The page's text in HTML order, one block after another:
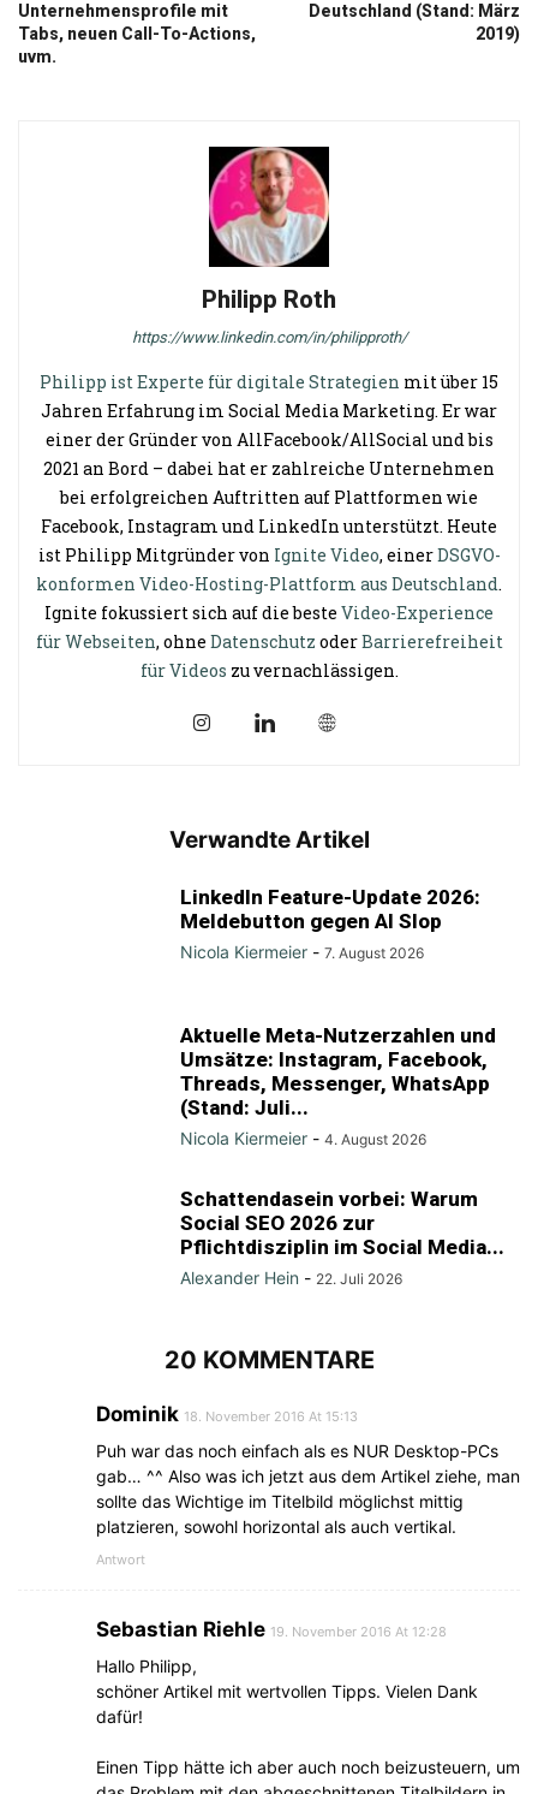
Unternehmensprofile mit
Tabs, neuen Call-To-Actions,
uvm.
Deutschland (Stand: März
2019)
Philipp Roth
https://www.linkedin.com/in/philipproth/
Philipp ist Experte für digitale Strategien mit über 15
Jahren Erfahrung im Social Media Marketing. Er war
einer der Gründer von AllFacebook/AllSocial und bis
2021 an Bord – dabei hat er zahlreiche Unternehmen
bei erfolgreichen Auftritten auf Plattformen wie
Facebook, Instagram und LinkedIn unterstützt. Heute
ist Philipp Mitgründer von Ignite Video, einerDSGVO-
konformen Video-Hosting-Plattform aus Deutschland.
Ignite fokussiert sich auf die beste Video-Experience
für Webseiten, ohne Datenschutz oderBarrierefreiheit
für Videos zu vernachlässigen.
Verwandte Artikel
LinkedIn Feature-Update 2026:
Meldebutton gegen AI Slop
Nicola Kiermeier - 7. August 2026
Aktuelle Meta-Nutzerzahlen und
Umsätze: Instagram, Facebook,
Threads, Messenger, WhatsApp
(Stand: Juli...
Nicola Kiermeier - 4. August 2026
Schattendasein vorbei: Warum
Social SEO 2026 zur
Pflichtdisziplin im Social Media...
Alexander Hein - 22. Juli 2026
20 KOMMENTARE
Dominik 18. November 2016 At 15:13
Puh war das noch einfach als es NUR Desktop-PCs
gab… ^^ Also was ich jetzt aus dem Artikel ziehe, man
sollte das Wichtige im Titelbild möglichst mittig
platzieren, sowohl horizontal als auch vertikal.
Antwort
Sebastian Riehle 19. November 2016 At 12:28
Hallo Philipp,
schöner Artikel mit wertvollen Tipps. Vielen Dank
dafür!
Einen Tipp hätte ich aber auch noch beizusteuern, um